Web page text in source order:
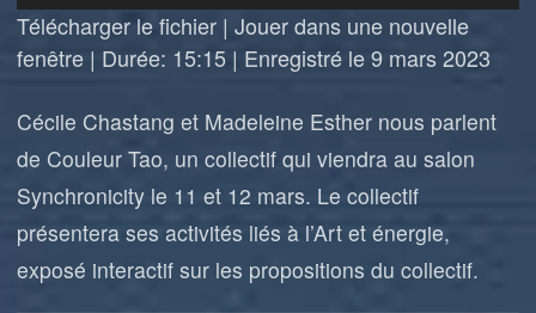
audio
Télécharger le fichier |Jouer dans une nouvelle
fenêtre | Durée: 15:15 | Enregistré le 9 mars 2023
Cécile Chastang et Madeleine Esther nous parlent
de Couleur Tao, un collectif qui viendra au salon
Synchronicity le 11 et 12 mars. Le collectif
présentera ses activités liés à l’Art et énergie,
exposé interactif sur les propositions du collectif.